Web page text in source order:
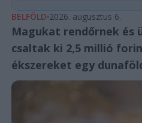
BELFÖLD 2026. augusztus 6.
Magukat rendőrnek és
csaltak ki 2,5 millió
ékszereket egy